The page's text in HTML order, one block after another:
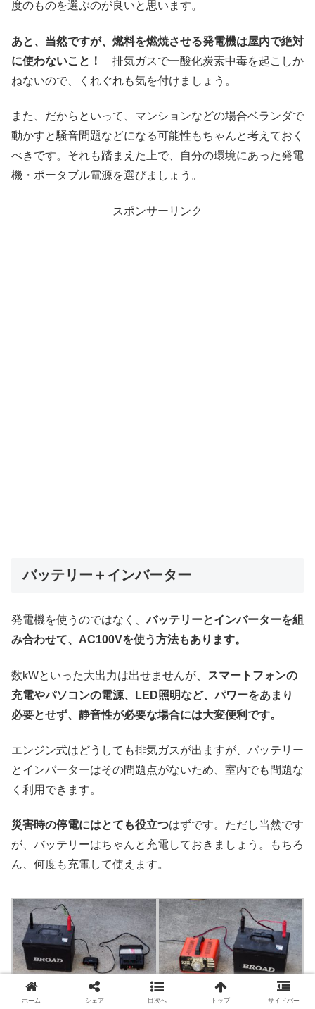
度のものを選ぶのが良いと思います。
あと、当然ですが、燃料を燃焼させる発電機は屋内で絶対
に使わないこと！
排気ガスで一酸化炭素中毒を起こしか
ねないので、くれぐれも気を付けましょう。
また、だからといって、マンションなどの場合ベランダで
動かすと騒音問題などになる可能性もちゃんと考えておく
べきです。それも踏まえた上で、自分の環境にあった発電
機・ポータブル電源を選びましょう。
スポンサーリンク
バッテリー＋インバーター
発電機を使うのではなく、バッテリーとインバーターを組
み合わせて、AC100Vを使う方法もあります。
数kWといった大出力は出せませんが、
スマートフォンの
充電やパソコンの電源、LED照明など、パワーをあまり
必要とせず、静音性が必要な場合には大変便利です。
エンジン式はどうしても排気ガスが出ますが、バッテリー
とインバーターはその問題点がないため、室内でも問題な
く利用できます。
災害時の停電にはとても役立つはずです。ただし当然です
が、バッテリーはちゃんと充電しておきましょう。もちろ
ん、何度も充電して使えます。
ホーム シェア 目次へ トップ サイドバー